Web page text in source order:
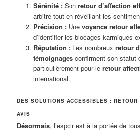
Sérénité :Son retour d’affection
arbitre tout en réveillant les
Précision :Une voyance retour
d’identifier les blocages karmiques
Réputation :Les nombreux retour
témoignagesconfirment son statut
particulièrement pour le retour
international.
DES SOLUTIONS ACCESSIBLES : RETOUR
AVIS
Désormais, l’espoir est à la portée de